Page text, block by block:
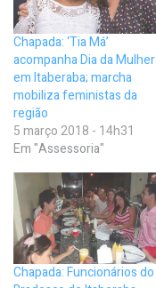
Chapada: ‘Tia Má’
acompanha Dia da Mulher
em Itaberaba; marcha
mobiliza feministas da
região
5 março 2018 - 14h31
Em "Assessoria"
Chapada: Funcionários do